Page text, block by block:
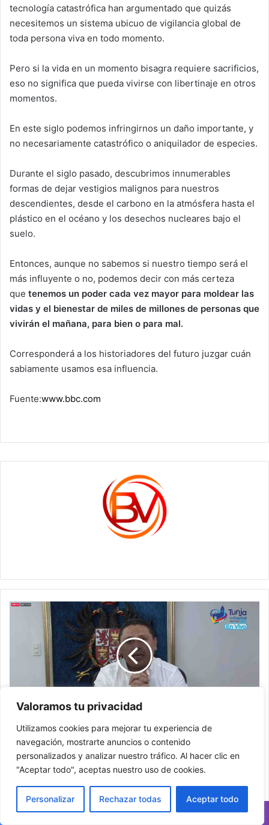
Valoramos tu privacidad
Utilizamos cookies para mejorar tu experiencia de
navegación, mostrarte anuncios o contenido
personalizados y analizar nuestro tráfico. Al hacer clic en
"Aceptar todo", aceptas nuestro uso de cookies.
Personalizar Rechazar todas Aceptar todo
tecnología catastrófica han argumentado que quizás
necesitemos un sistema ubicuo de vigilancia global de
toda persona viva en todo momento.
Pero si la vida en un momento bisagra requiere sacrificios,
eso no significa que pueda vivirse con libertinaje en otros
momentos.
En este siglo podemos infringirnos un daño importante, y
no necesariamente catastrófico o aniquilador de especies.
Durante el siglo pasado, descubrimos innumerables
formas de dejar vestigios malignos para nuestros
descendientes, desde el carbono en la atmósfera hasta el
plástico en el océano y los desechos nucleares bajo el
suelo.
Entonces, aunque no sabemos si nuestro tiempo será el
más influyente o no, podemos decir con más certeza
que tenemos un poder cada vez mayor para moldear las
vidas y el bienestar de miles de millones de personas que
vivirán el mañana, para bien o para mal.
Corresponderá a los historiadores del futuro juzgar cuán
sabiamente usamos esa influencia.
Fuente:www.bbc.com
A
mañana
regresa
queda
pico
placa
en
Tunja
A partir de mañana regresa el toque de queda y
pico y placa en Tunja
¿Cómo
funciona
primer
buzón